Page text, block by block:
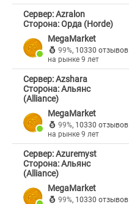
Сервер: Azralon
Сторона: Орда (Horde)
MegaMarket
99%, 10330 отзывов
на рынке 9 лет
Сервер: Azshara
Сторона: Альянс
(Alliance)
MegaMarket
99%, 10330 отзывов
на рынке 9 лет
Сервер: Azuremyst
Сторона: Альянс
(Alliance)
MegaMarket
99%, 10330 отзывов